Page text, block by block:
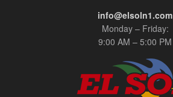
info@elsoln1.com
Monday – Friday:
9:00 AM – 5:00 PM